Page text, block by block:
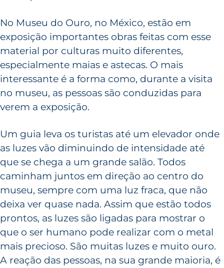
No Museu do Ouro, no México, estão em
exposição importantes obras feitas com esse
material por culturas muito diferentes,
especialmente maias e astecas. O mais
interessante é a forma como, durante a visita
no museu, as pessoas são conduzidas para
verem a exposição.
Um guia leva os turistas até um elevador onde
as luzes vão diminuindo de intensidade até
que se chega a um grande salão. Todos
caminham juntos em direção ao centro do
museu, sempre com uma luz fraca, que não
deixa ver quase nada. Assim que estão todos
prontos, as luzes são ligadas para mostrar o
que o ser humano pode realizar com o metal
mais precioso. São muitas luzes e muito ouro.
A reação das pessoas, na sua grande maioria, é